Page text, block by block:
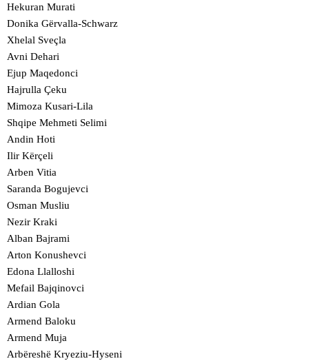
Hekuran Murati
Donika Gërvalla-Schwarz
Xhelal Sveçla
Avni Dehari
Ejup Maqedonci
Hajrulla Çeku
Mimoza Kusari-Lila
Shqipe Mehmeti Selimi
Andin Hoti
Ilir Kërçeli
Arben Vitia
Saranda Bogujevci
Osman Musliu
Nezir Kraki
Alban Bajrami
Arton Konushevci
Edona Llalloshi
Mefail Bajqinovci
Ardian Gola
Armend Baloku
Armend Muja
Arbëreshë Kryeziu-Hyseni